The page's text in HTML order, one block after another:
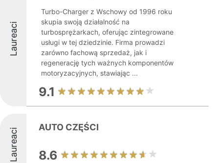
Laureaci
Turbo-Charger z Wschowy od 1996 roku
skupia swoją działalność na
turbosprężarkach, oferując zintegrowane
usługi w tej dziedzinie. Firma prowadzi
zarówno fachową sprzedaż, jak i
regenerację tych ważnych komponentów
motoryzacyjnych, stawiając ...
9.1
Laureaci AUTO CZĘŚCI
8.6